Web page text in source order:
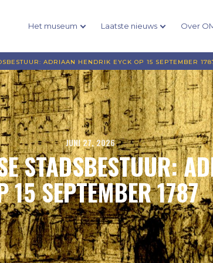
Het museum Laatste nieuws Over
ADRIAAN HENDRIK EYCK OP 15 SEPTEMBER
JUNI 27, 2026
STADSBESTUUR:
15 SEPTEMBER 1787